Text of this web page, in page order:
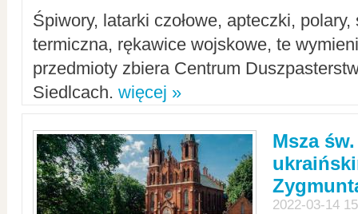
Śpiwory, latarki czołowe, apteczki,
termiczna, rękawice wojskowe, te
przedmioty zbiera Centrum
Siedlcach. więcej »
Msza
2022-03-14